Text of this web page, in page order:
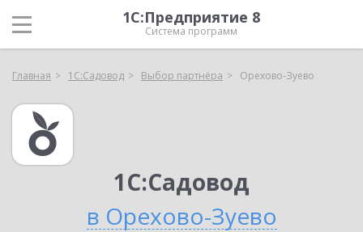
1С:Предприятие 8
Система программ
Главная 1С:Садовод Выбор партнёра Орехово-Зуево
1С:Садовод
в Орехово-Зуево